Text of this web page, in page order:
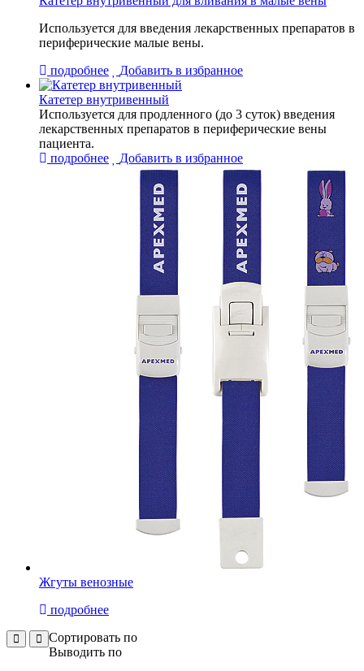
Используется для введения лекарственных препаратов в
периферические малые вены.
подробнее
Добавить в избранное
Катетер внутривенный
Используется для продленного (до 3 суток) введения
лекарственных препаратов в периферические вены
пациента.
подробнее
Добавить в избранное
Жгуты венозные
подробнее
Сортировать по
Выводить по